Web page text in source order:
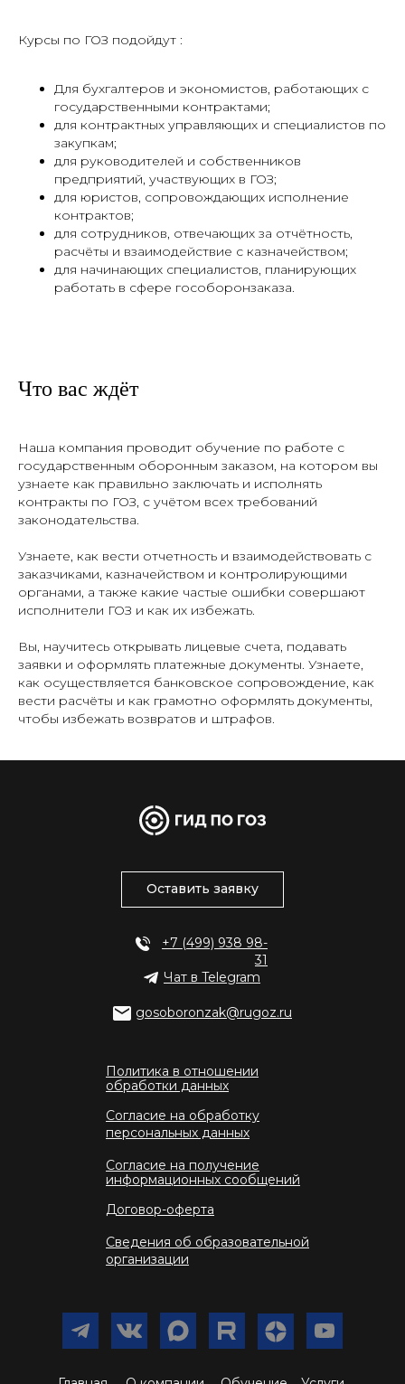
Курсы по ГОЗ подойдут :
Для бухгалтеров и экономистов, работающих с
государственными контрактами;
для контрактных управляющих и специалистов по
закупкам;
для руководителей и собственников
предприятий, участвующих в ГОЗ;
для юристов, сопровождающих исполнение
контрактов;
для сотрудников, отвечающих за отчётность,
расчёты и взаимодействие с казначейством;
для начинающих специалистов, планирующих
работать в сфере гособоронзаказа.
Что вас ждёт
Наша компания проводит обучение по работе с
государственным оборонным заказом, на котором вы
узнаете как правильно заключать и исполнять
контракты по ГОЗ, с учётом всех требований
законодательства.
Узнаете, как вести отчетность и взаимодействовать с
заказчиками, казначейством и контролирующими
органами, а также какие частые ошибки совершают
исполнители ГОЗ и как их избежать.
Вы, научитесь открывать лицевые счета, подавать
заявки и оформлять платежные документы. Узнаете,
как осуществляется банковское сопровождение, как
вести расчёты и как грамотно оформлять документы,
чтобы избежать возвратов и штрафов.
Согласие на обработку
персональных данных
Сведения об образовательной
организации
Оставить заявку
Чат в Telegram
Политика в отношении
обработки данных
Договор-оферта
Согласие на получение
информационных сообщений
gosoboronzak@rugoz.ru
+7 (499) 938 98-
31